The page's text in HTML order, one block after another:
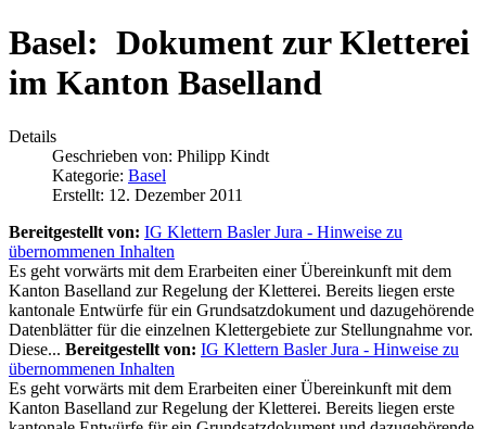
Basel: Dokument zur Kletterei
im Kanton Baselland
Details
Geschrieben von: Philipp Kindt
Kategorie: Basel
Erstellt: 12. Dezember 2011
Bereitgestellt von: IG Klettern Basler Jura - Hinweise zu
übernommenen Inhalten
Es geht vorwärts mit dem Erarbeiten einer Übereinkunft mit dem
Kanton Baselland zur Regelung der Kletterei. Bereits liegen erste
kantonale Entwürfe für ein Grundsatzdokument und dazugehörende
Datenblätter für die einzelnen Klettergebiete zur Stellungnahme vor.
Diese... Bereitgestellt von: IG Klettern Basler Jura - Hinweise zu
übernommenen Inhalten
Es geht vorwärts mit dem Erarbeiten einer Übereinkunft mit dem
Kanton Baselland zur Regelung der Kletterei. Bereits liegen erste